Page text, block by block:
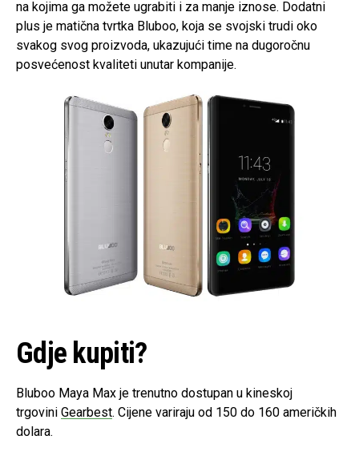
na kojima ga možete ugrabiti i za manje iznose. Dodatni
plus je matična tvrtka Bluboo, koja se svojski trudi oko
svakog svog proizvoda, ukazujući time na dugoročnu
posvećenost kvaliteti unutar kompanije.
Gdje kupiti?
Bluboo Maya Max je trenutno dostupan u kineskoj
trgovini Gearbest. Cijene variraju od 150 do 160 američkih
dolara.